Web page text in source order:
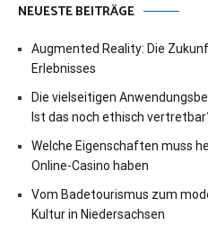
NEUESTE BEITRÄGE
Augmented Reality: Die
Erlebnisses
Die vielseitigen
Ist das noch ethisch
Welche Eigenschaften muss
Online-Casino haben
Vom Badetourismus zum
Kultur in Niedersachsen